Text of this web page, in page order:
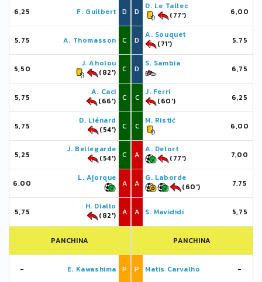
6,25 F. Guilbert D
5,75 A. Thomasson C
5,50
J. Aholou
(82')
C
5,75
A. Caci
(66')
C
5,75
D. Liénard
(54')
C
5,25
J. Bellegarde
(54')
C
6,00
L. Ajorque
A
5,75
H. Diallo
(82')
A
PANCHINA
- E. Kawashima P
D
D. Le Tallec
(77')
6,00
D
A. Souquet
(71')
5,75
D
S. Sambia
6,75
C
J. Ferri
(60')
6,25
C
M. Ristić
6,00
A
A. Delort
(77')
7,00
A
G. Laborde
(60')
7,75
A S. Mavididi 5,75
PANCHINA
P Matis Carvalho -